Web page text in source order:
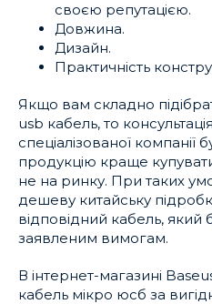
своєю репутацією.
Довжина.
Дизайн.
Практичність
Якщо вам складно
usb кабель, то
спеціалізованої
продукцію краще
не на ринку. При таких
дешеву китайську
відповідний кабель, який
заявленим вимогам.
В інтернет-магазині
кабель мікро юсб за